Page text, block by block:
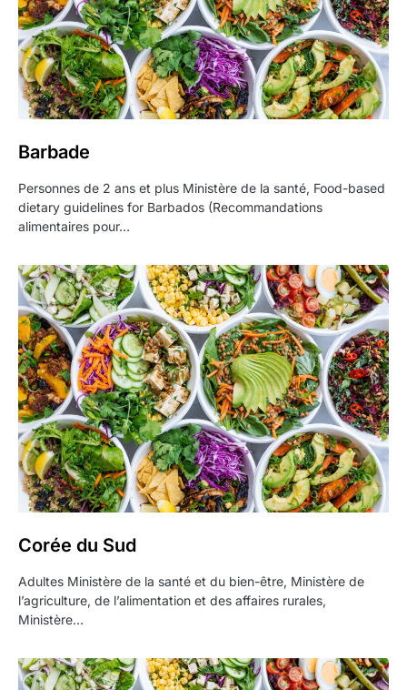
Barbade
Personnes de 2 ans et plus Ministère de la santé, Food-based
dietary guidelines for Barbados (Recommandations
alimentaires pour…
Corée du Sud
Adultes Ministère de la santé et du bien-être, Ministère de
l’agriculture, de l’alimentation et des affaires rurales,
Ministère…